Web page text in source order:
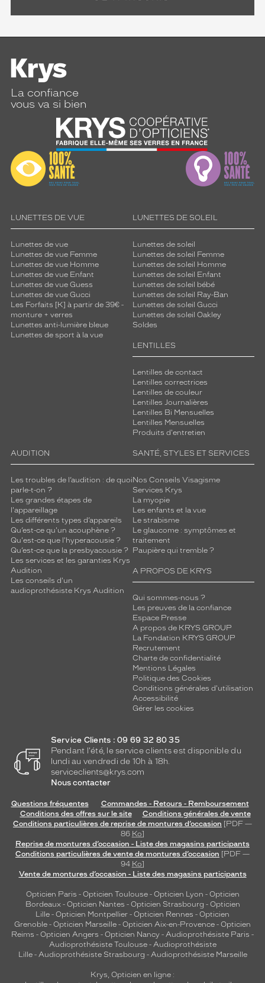
La confiance
vous va si bien
LUNETTES DE VUE
Lunettes de vue
Lunettes de vue Femme
Lunettes de vue Homme
Lunettes de vue Enfant
Lunettes de vue Guess
Lunettes de vue Gucci
Les Forfaits [K] à partir de 39€ -
monture + verres
Lunettes anti-lumière bleue
Lunettes de sport à la vue
LUNETTES DE SOLEIL
Lunettes de soleil
Lunettes de soleil Femme
Lunettes de soleil Homme
Lunettes de soleil Enfant
Lunettes de soleil bébé
Lunettes de soleil Ray-Ban
Lunettes de soleil Gucci
Lunettes de soleil Oakley
Soldes
LENTILLES
Lentilles de contact
Lentilles correctrices
Lentilles de couleur
Lentilles Journalières
Lentilles Bi Mensuelles
Lentilles Mensuelles
Produits d'entretien
AUDITION
Les troubles de l’audition : de quoi
parle-t-on ?
Les grandes étapes de
l'appareillage
Les différents types d’appareils
Qu’est-ce qu'un acouphène ?
Qu'est-ce que l'hyperacousie ?
Qu’est-ce que la presbyacousie ?
Les services et les garanties Krys
Audition
Les conseils d'un
audioprothésiste Krys Audition
SANTÉ, STYLES ET SERVICES
Nos Conseils Visagisme
Services Krys
La myopie
Les enfants et la vue
Le strabisme
Le glaucome : symptômes et
traitement
Paupière qui tremble ?
A PROPOS DE KRYS
Qui sommes-nous ?
Les preuves de la confiance
Espace Presse
A propos de KRYS GROUP
La Fondation KRYS GROUP
Recrutement
Charte de confidentialité
Mentions Légales
Politique des Cookies
Conditions générales d'utilisation
Accessibilité
Gérer les cookies
Service Clients : 09 69 32 80 35
Pendant l'été, le service clients est disponible du
lundi au vendredi de 10h à 18h.
serviceclients@krys.com
Nous contacter
Questions fréquentes
Commandes - Retours - Remboursement
Conditions des offres sur le site
Conditions générales de vente
Conditions particulières de reprise de montures d’occasion [PDF —
86 Ko]
Reprise de montures d’occasion - Liste des magasins participants
Conditions particulières de vente de montures d’occasion [PDF —
94 Ko]
Vente de montures d’occasion - Liste des magasins participants
Opticien Paris - Opticien Toulouse- Opticien Lyon - Opticien
Bordeaux- Opticien Nantes - Opticien Strasbourg - Opticien
Lille - Opticien Montpellier - Opticien Rennes - Opticien
Grenoble - Opticien Marseille - Opticien Aix-en-Provence - Opticien
Reims - Opticien Angers - Opticien Nancy - Audioprothésiste Paris -
Audioprothésiste Toulouse- Audioprothésiste
Lille- Audioprothésiste Strasbourg - Audioprothésiste Marseille
Krys, Opticien en ligne :